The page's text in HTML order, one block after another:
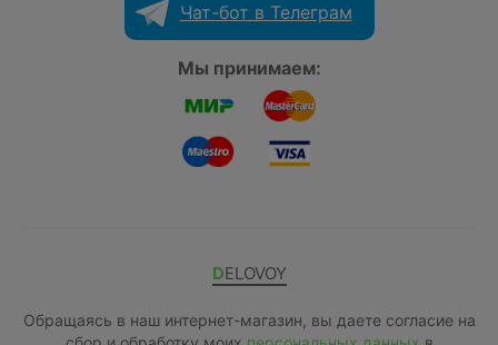
Чат-бот в Телеграм
Мы принимаем:
DELOVOY
Обращаясь в наш интернет-магазин, вы даете согласие на